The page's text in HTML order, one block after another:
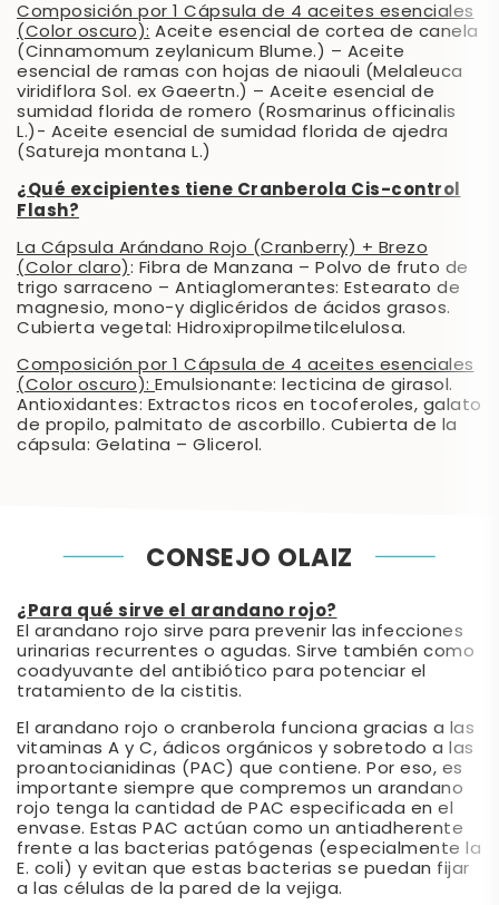
Composición por 1 Cápsula de 4 aceites esenciales
(Color oscuro):Aceite esencial de cortea de canela
(Cinnamomum zeylanicum Blume.) – Aceite
esencial de ramas con hojas de niaouli (Melaleuca
viridiflora Sol. ex Gaeertn.) – Aceite esencial de
sumidad florida de romero (Rosmarinus officinalis
L.)- Aceite esencial de sumidad florida de ajedra
(Satureja montana L.)
¿Qué excipientes tiene Cranberola Cis-control
Flash?
La Cápsula Arándano Rojo (Cranberry) + Brezo
(Color claro): Fibra de Manzana – Polvo de fruto de
trigo sarraceno – Antiaglomerantes: Estearato de
magnesio, mono-y diglicéridos de ácidos grasos.
Cubierta vegetal: Hidroxipropilmetilcelulosa.
Composición por 1 Cápsula de 4 aceites esenciales
(Color oscuro):Emulsionante: lecticina de girasol.
Antioxidantes: Extractos ricos en tocoferoles, galato
de propilo, palmitato de ascorbillo. Cubierta de la
cápsula: Gelatina – Glicerol.
CONSEJO OLAIZ
¿Para qué sirve el arandano rojo?
El arandano rojo sirve para prevenir las infecciones
urinarias recurrentes o agudas. Sirve también como
coadyuvante del antibiótico para potenciar el
tratamiento de la cistitis.
El arandano rojo o cranberola funciona gracias a las
vitaminas A y C, ádicos orgánicos y sobretodo a las
proantocianidinas (PAC) que contiene. Por eso, es
importante siempre que compremos un arandano
rojo tenga la cantidad de PAC especificada en el
envase. Estas PAC actúan como un antiadherente
frente a las bacterias patógenas (especialmente la
E. coli) y evitan que estas bacterias se puedan fijar
a las células de la pared de la vejiga.